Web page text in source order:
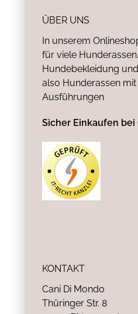
ÜBER UNS
In unserem
für viele
Hundebekleidung
also Hunderassen
Ausführungen
Sicher Einkaufen bei
KONTAKT
Cani Di Mondo
Thüringer Str. 8